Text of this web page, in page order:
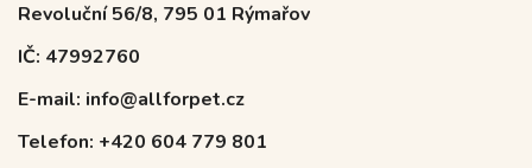
Revoluční 56/8, 795 01 Rýmařov
IČ: 47992760
E-mail: info@allforpet.cz
Telefon: +420 604 779 801